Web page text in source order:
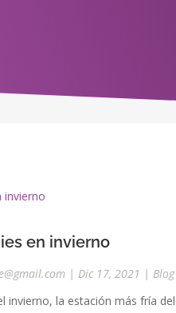
en invierno
|Dic 17, 2021 |Blog
invierno, la estación más fría